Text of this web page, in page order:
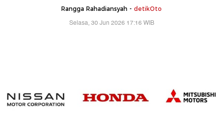
Rangga Rahadiansyah - detikOto
Selasa, 30 Jun 2026 17:16 WIB